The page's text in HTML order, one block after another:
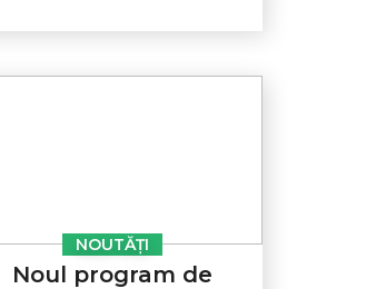
NOUTĂȚI
Noul program de